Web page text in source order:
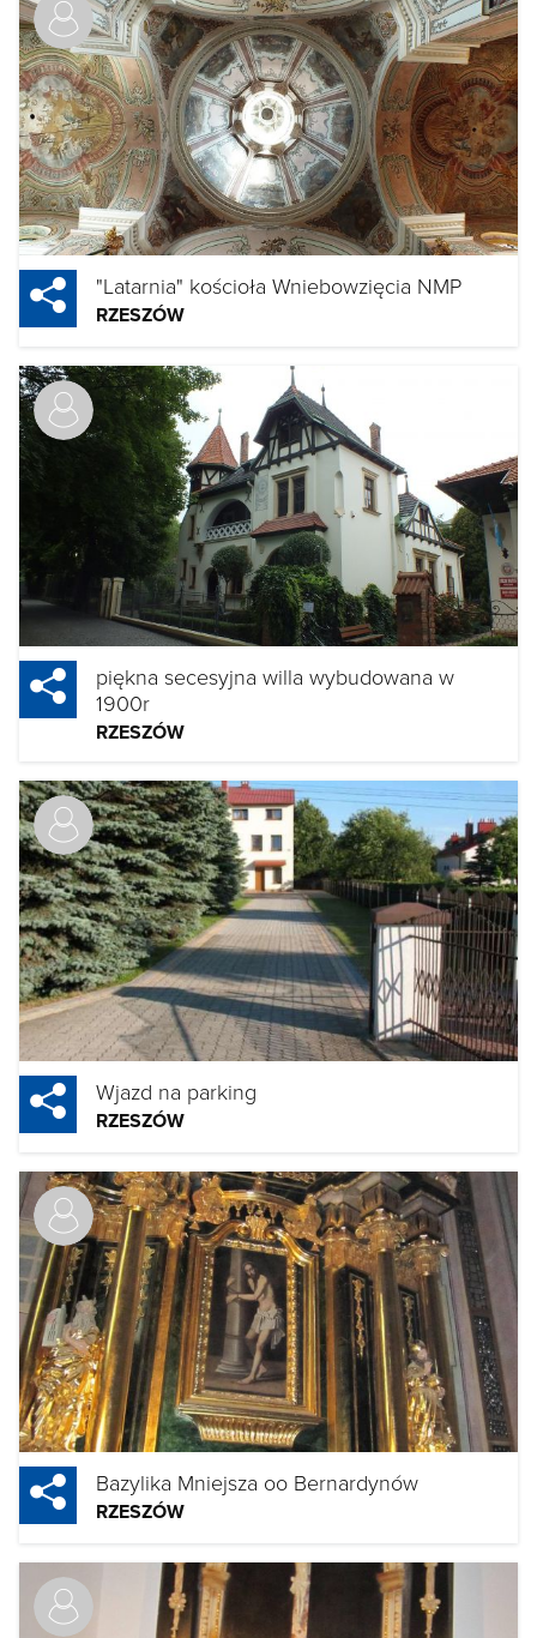
"Latarnia" kościoła Wniebowzięcia NMP
RZESZÓW
piękna secesyjna willa wybudowana w
1900r
RZESZÓW
Wjazd na parking
RZESZÓW
Bazylika Mniejsza oo Bernardynów
RZESZÓW